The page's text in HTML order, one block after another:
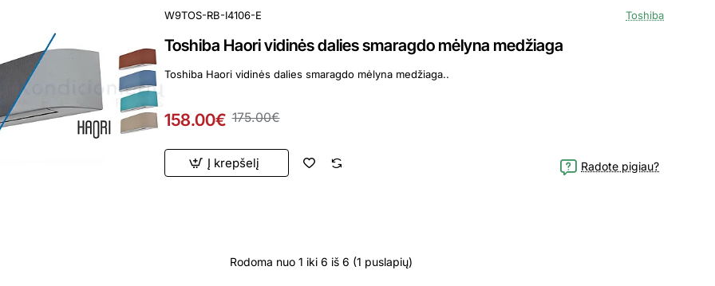
W9TOS-RB-I4106-E Toshiba
Toshiba Haori vidinės dalies smaragdo mėlyna medžiaga
Toshiba Haori vidinės dalies smaragdo mėlyna medžiaga..
158.00€ 175.00€
Į krepšelį Radote pigiau?
Rodoma nuo 1 iki 6 iš 6 (1 puslapių)